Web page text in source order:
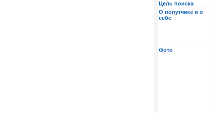
Цель поиска
О попутчике и о
себе
Фото